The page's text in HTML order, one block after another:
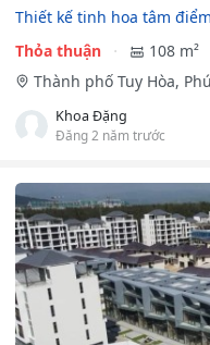
Thiết kế tinh hoa tâm
Thỏa thuận
108 m²
Thành phố Tuy Hòa,
Khoa Đặng
Đăng 2 năm trước